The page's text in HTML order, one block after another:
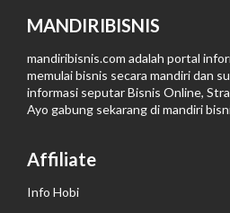
MANDIRIBISNIS
mandiribisnis.com adalah portal
memulai bisnis secara mandiri dan
informasi seputar Bisnis Online,
Ayo gabung sekarang dimandiri
Affiliate
Info Hobi